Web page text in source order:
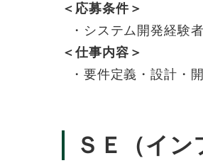
＜応募条件＞
・システム開発経験
＜仕事内容＞
・要件定義・設計・
ＳＥ（イン